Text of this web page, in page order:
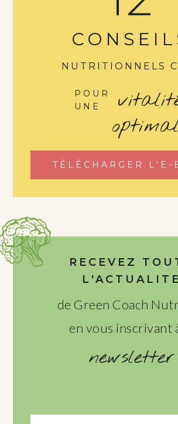
NUTRITIONNELS
POUR
UNE
TÉLÉCHARGER L'E-
RECEVEZ
L'ACTUALITE
de Green Coach
en vous inscrivant
newsletter